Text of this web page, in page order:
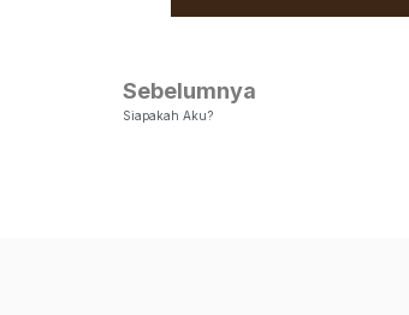
Sebelumnya
Siapakah Aku?